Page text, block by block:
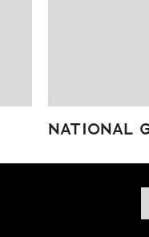
NATIONAL